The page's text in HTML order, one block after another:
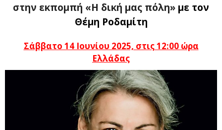
στην εκπομπή «Η δική μας πόλη» με τον
Θέμη Ροδαμίτη
Σάββατο 14 Ιουνίου 2025, στις 12:00 ώρα
Ελλάδας